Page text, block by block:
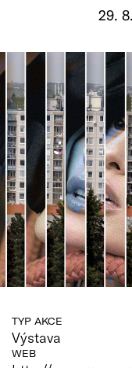
Vše o ČT
29.
TYP AKCE
Výstava
WEB